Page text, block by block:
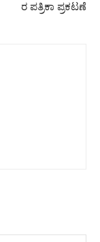
ರ ಪತ್ರಿಕಾ ಪ್ರಕಟಣೆ